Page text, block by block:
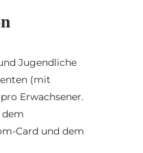
Jugendliche
(mit
Erwachsener.
Card und dem